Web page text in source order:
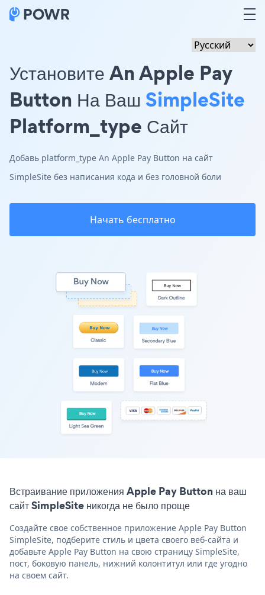
Установите An Apple Pay
Button На Ваш SimpleSite
Platform_type Сайт
Добавь platform_type An Apple Pay Button на сайт
SimpleSite без написания кода и без головной боли
Начать бесплатно
Встраивание приложения Apple Pay Button на ваш
сайт SimpleSite никогда не было проще
Создайте свое собственное приложение Apple Pay Button
SimpleSite, подберите стиль и цвета своего веб-сайта и
добавьте Apple Pay Button на свою страницу SimpleSite,
пост, боковую панель, нижний колонтитул или где угодно
на своем сайт.